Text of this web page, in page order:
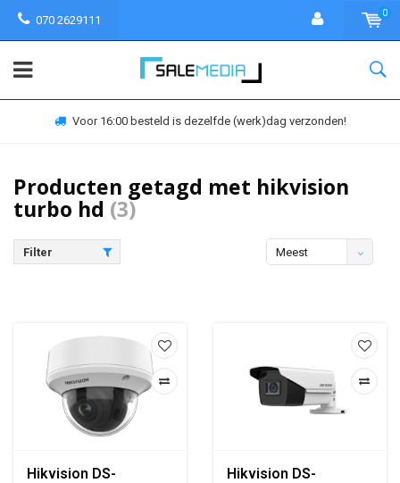
070 2629111
0
Voor 16:00 besteld is dezelfde (werk)dag verzonden!
Producten getagd met hikvision
turbo hd (3)
Filter
Meest
Hikvision DS-
Hikvision DS-